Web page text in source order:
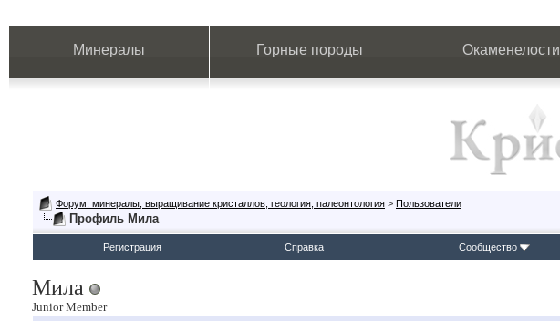
Минералы Горные породы Окаменелости
Форум: минералы, выращивание кристаллов, геология, палеонтология > Пользователи
Профиль Мила
Регистрация Справка Сообщество
Мила
Junior Member